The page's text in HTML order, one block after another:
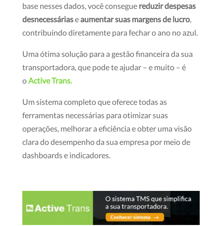
base nesses dados, você consegue reduzir despesas
desnecessáriaseaumentar suas margens de lucro,
contribuindo diretamente para fechar o ano no azul.
Uma ótima solução para a gestão financeira da sua
transportadora, que pode te ajudar – e muito – é
o Active Trans.
Um sistema completo que oferece todas as
ferramentas necessárias para otimizar suas
operações, melhorar a eficiência e obter uma visão
clara do desempenho da sua empresa por meio de
dashboards e indicadores.